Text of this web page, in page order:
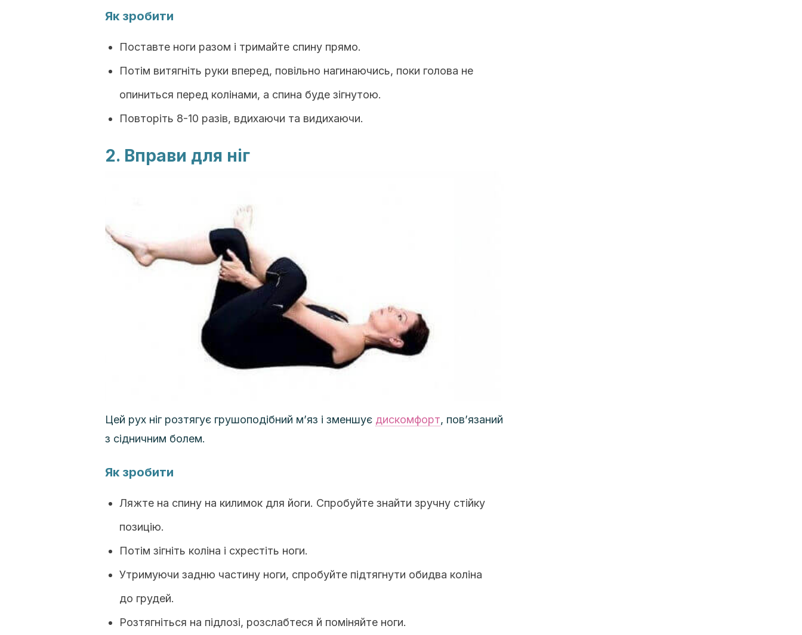
Як зробити
Поставте ноги разом і тримайте спину прямо.
Потім витягніть руки вперед, повільно нагинаючись, поки голова не
опиниться перед колінами, а спина буде зігнутою.
Повторіть 8-10 разів, вдихаючи та видихаючи.
2. Вправи для ніг
Цей рух ніг розтягує грушоподібний м’яз і зменшує дискомфорт, пов’язаний
з сідничним болем.
Як зробити
Ляжте на спину на килимок для йоги. Спробуйте знайти зручну стійку
позицію.
Потім зігніть коліна і схрестіть ноги.
Утримуючи задню частину ноги, спробуйте підтягнути обидва коліна
до грудей.
Розтягніться на підлозі, розслабтеся й поміняйте ноги.